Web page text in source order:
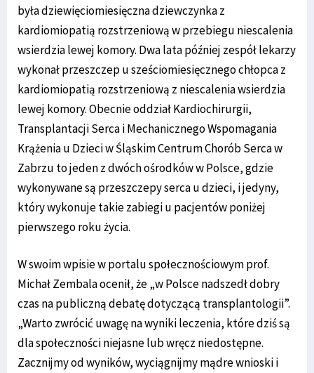
była dziewięciomiesięczna dziewczynka z
kardiomiopatią rozstrzeniową w przebiegu niescalenia
wsierdzia lewej komory. Dwa lata później zespół lekarzy
wykonał przeszczep u sześciomiesięcznego chłopca z
kardiomiopatią rozstrzeniową z niescalenia wsierdzia
lewej komory. Obecnie oddział Kardiochirurgii,
Transplantacji Serca i Mechanicznego Wspomagania
Krążenia u Dzieci w Śląskim Centrum Chorób Serca w
Zabrzu to jeden z dwóch ośrodków w Polsce, gdzie
wykonywane są przeszczepy serca u dzieci, i jedyny,
który wykonuje takie zabiegi u pacjentów poniżej
pierwszego roku życia.
W swoim wpisie w portalu społecznościowym prof.
Michał Zembala ocenił, że „w Polsce nadszedł dobry
czas na publiczną debatę dotyczącą transplantologii”.
„Warto zwrócić uwagę na wyniki leczenia, które dziś są
dla społeczności niejasne lub wręcz niedostępne.
Zacznijmy od wyników, wyciągnijmy mądre wnioski i